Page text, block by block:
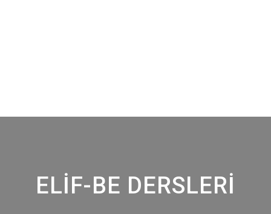
ELİF-BE DERSLERİ